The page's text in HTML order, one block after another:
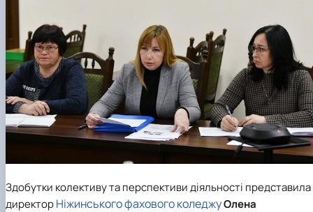
Здобутки колективу та перспективи діяльності представила
директорНіжинського фахового коледжуОлена